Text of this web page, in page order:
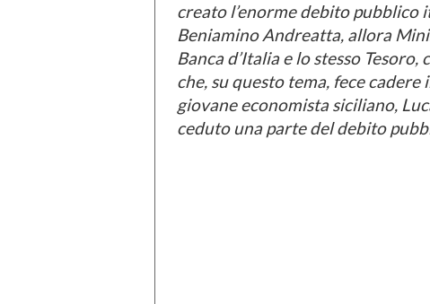
creato l’enorme debito pubblico
Beniamino Andreatta, allora
Banca d’Italia e lo stesso
che, su questo tema, fece
giovane economista siciliano,
ceduto una parte del debito